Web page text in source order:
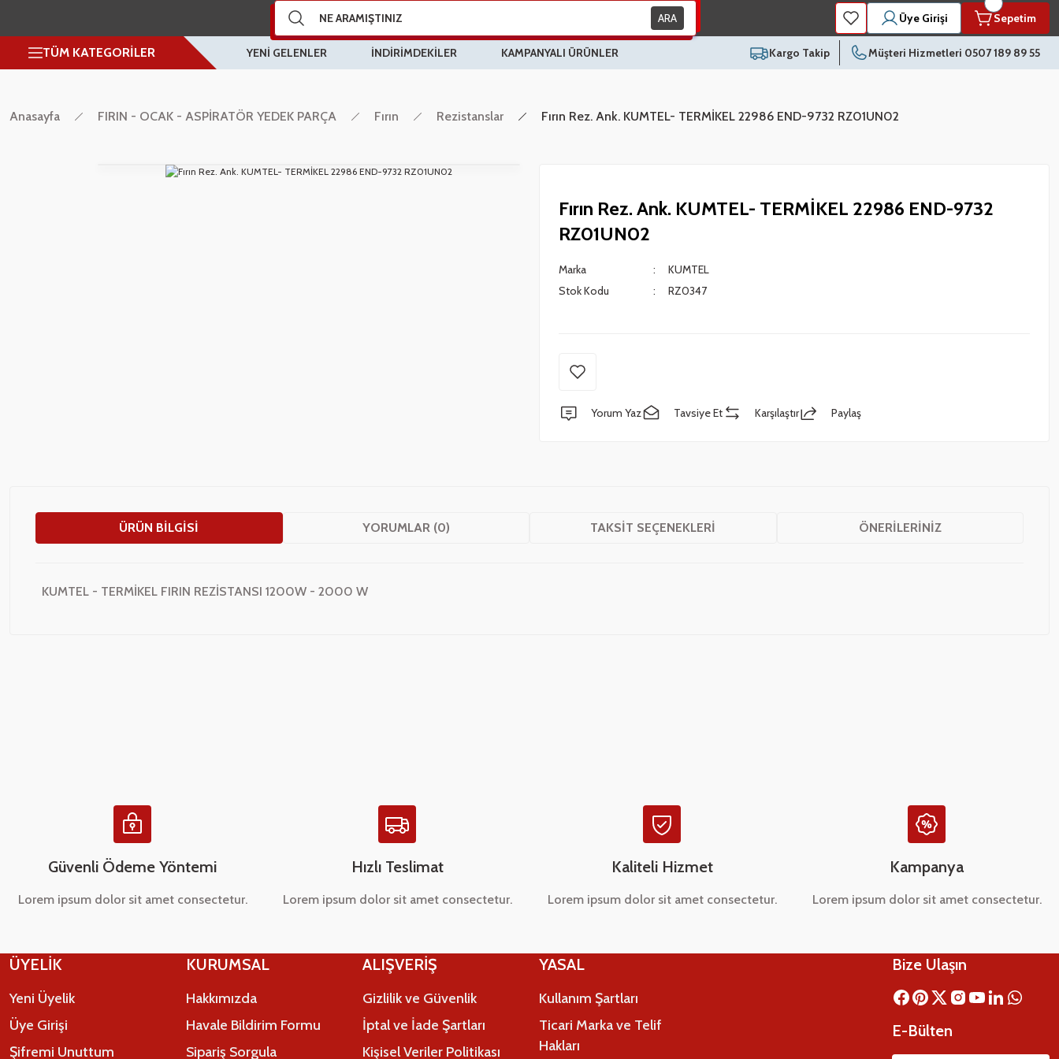
ARA Üye Girişi Sepetim
TÜM KATEGORİLER YENİ GELENLER İNDİRİMDEKİLER KAMPANYALI ÜRÜNLER Kargo Takip Müşteri Hizmetleri 0507 189 89 55
Anasayfa FIRIN - OCAK - ASPİRATÖR YEDEK PARÇA Fırın Rezistanslar Fırın Rez. Ank. KUMTEL- TERMİKEL 22986 END-9732 RZ01UN02
Fırın Rez. Ank. KUMTEL- TERMİKEL 22986 END-9732
RZ01UN02
Marka
KUMTEL
Stok Kodu
RZ0347
Yorum Yaz Tavsiye Et Karşılaştır Paylaş
ÜRÜN BILGISI YORUMLAR (0) TAKSIT SEÇENEKLERI ÖNERILERINIZ
KUMTEL - TERMİKEL FIRIN REZİSTANSI 1200W - 2000 W
Bu ürüne benzer farklı alternatifler olmalı.
Güvenli Ödeme Yöntemi
Lorem ipsum dolor sit amet consectetur.
Hızlı Teslimat
Lorem ipsum dolor sit amet consectetur.
Kaliteli Hizmet
Lorem ipsum dolor sit amet consectetur.
Kampanya
Lorem ipsum dolor sit amet consectetur.
ÜYELİK
Yeni Üyelik
Üye Girişi
Şifremi Unuttum
KURUMSAL
Hakkımızda
Havale Bildirim Formu
Sipariş Sorgula
ALIŞVERİŞ
Gizlilik ve Güvenlik
İptal ve İade Şartları
Kişisel Veriler Politikası
YASAL
Kullanım Şartları
Ticari Marka ve Telif
Hakları
Bize Ulaşın
E-Bülten